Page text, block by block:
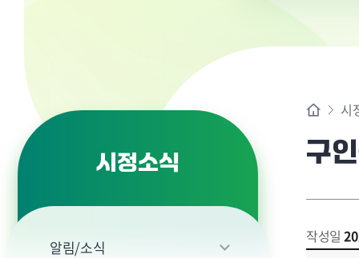
시정소식
알림/소식
시
구
작성일